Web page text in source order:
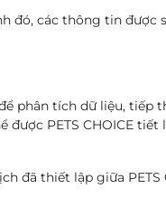
đó, các thông tin được
phân tích dữ liệu, tiếp
PETS CHOICE
đã thiết lập giữa PETS